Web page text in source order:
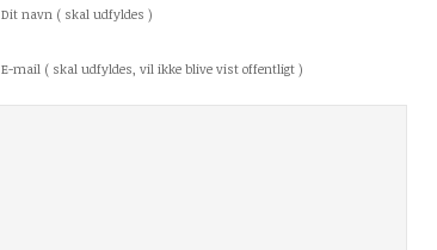
Dit navn ( skal udfyldes )
E-mail ( skal udfyldes, vil ikke blive vist offentligt )